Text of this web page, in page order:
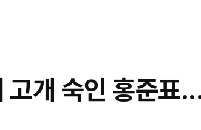
고개 숙인 홍준표